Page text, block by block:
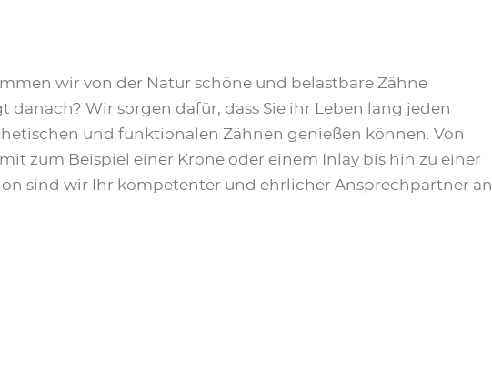
wir von der Natur schöne und belastbare Zähne
danach? Wir sorgen dafür, dass Sie ihr Leben lang jeden
und funktionalen Zähnen genießen können. Von
zum Beispiel einer Krone oder einem Inlay bis hin zu einer
sind wir Ihr kompetenter und ehrlicher Ansprechpartner an